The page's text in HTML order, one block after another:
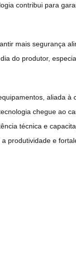
contribui para
mais segurança
do produtor,
aliada à
chegue ao
técnica e
produtividade e